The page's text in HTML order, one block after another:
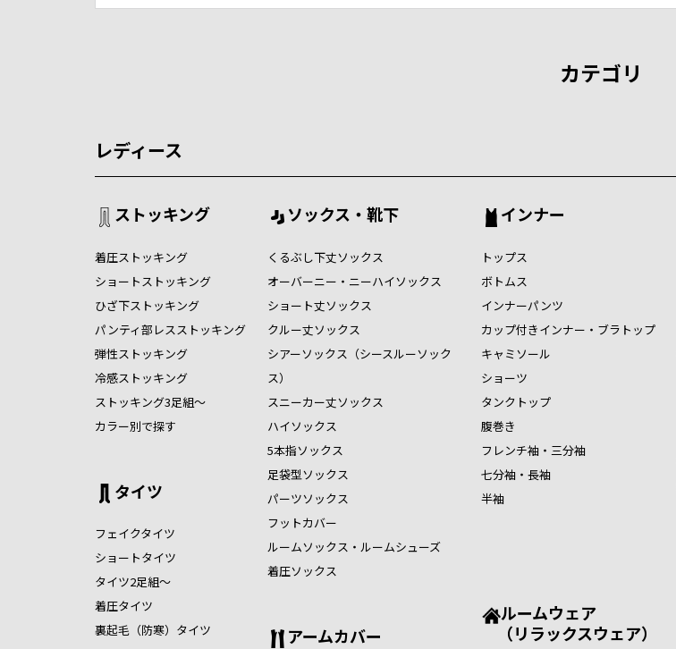
カテゴリ
レディース
ストッキング
着圧ストッキング
ショートストッキング
ひざ下ストッキング
パンティ部レスストッキング
弾性ストッキング
冷感ストッキング
ストッキング3足組～
カラー別で探す
タイツ
フェイクタイツ
ショートタイツ
タイツ2足組～
着圧タイツ
裏起毛（防寒）タイツ
ソックス・靴下
くるぶし下丈ソックス
オーバーニー・ニーハイソックス
ショート丈ソックス
クルー丈ソックス
シアーソックス（シースルーソック
ス）
スニーカー丈ソックス
ハイソックス
5本指ソックス
足袋型ソックス
パーツソックス
フットカバー
ルームソックス・ルームシューズ
着圧ソックス
アームカバー
インナー
トップス
ボトムス
インナーパンツ
カップ付きインナー・ブラトップ
キャミソール
ショーツ
タンクトップ
腹巻き
フレンチ袖・三分袖
七分袖・長袖
半袖
ルームウェア
（リラックスウェア）